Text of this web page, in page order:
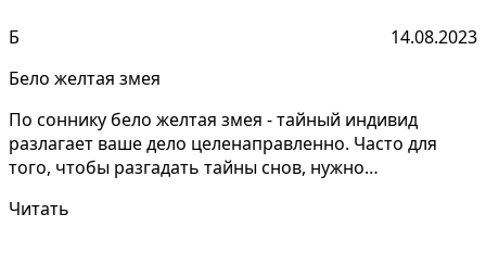
Б
14.08.2023
Бело желтая змея
По соннику бело желтая змея - тайный индивид
разлагает ваше дело целенаправленно. Часто для
того, чтобы разгадать тайны снов, нужно
Читать